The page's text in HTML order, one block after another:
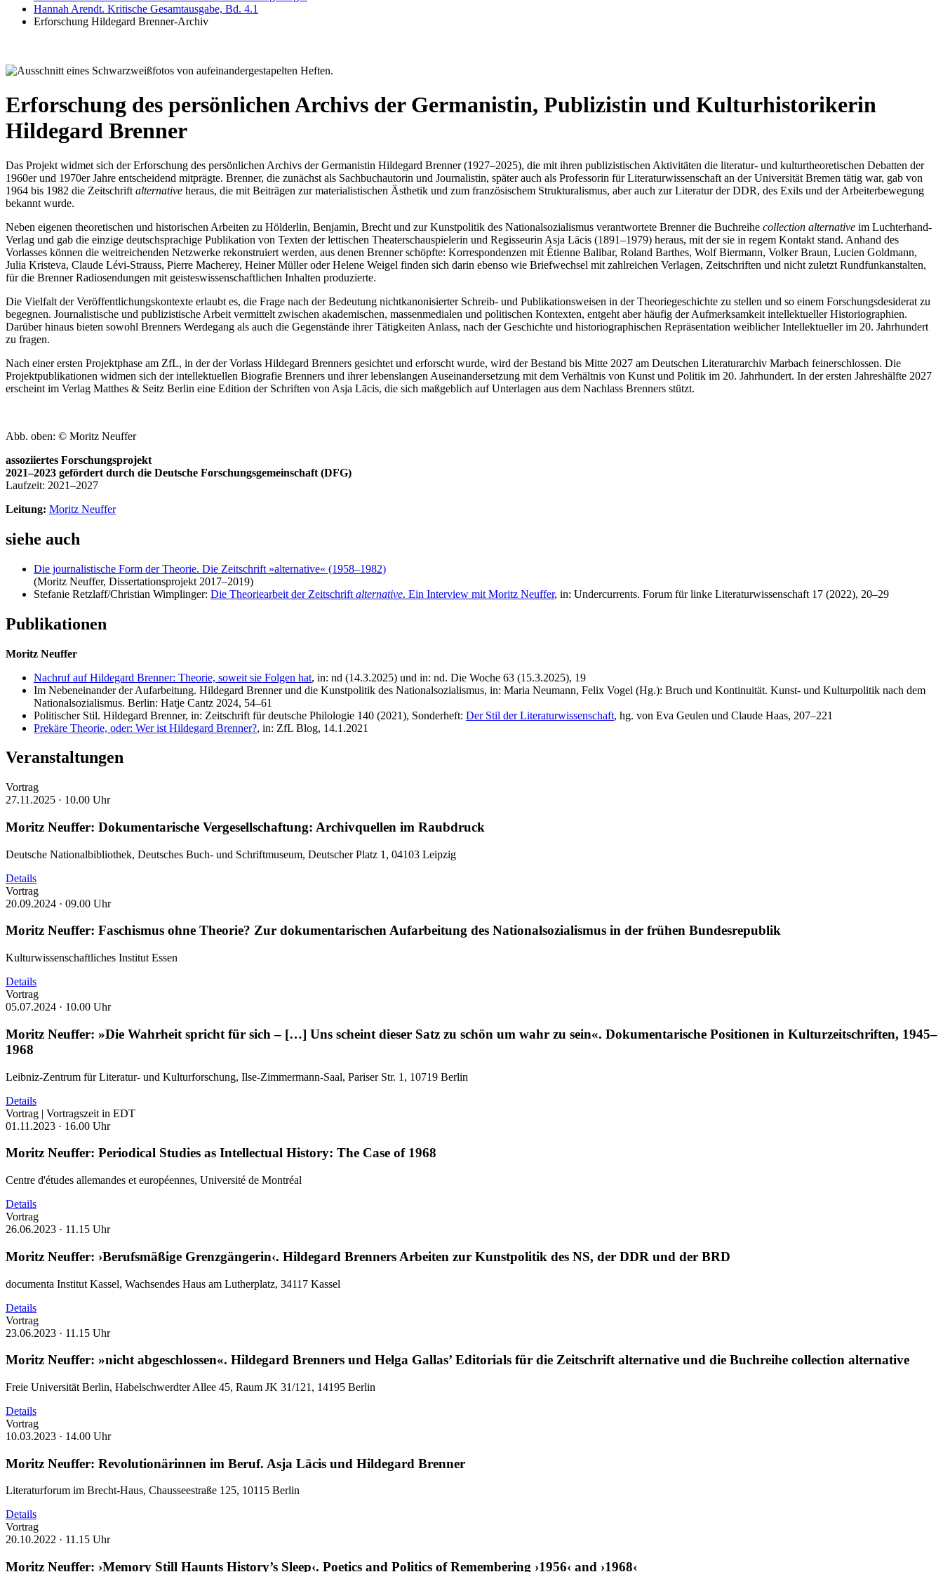
Hannah Arendt. Kritische Gesamtausgabe, Bd. 4.1
Erforschung Hildegard Brenner-Archiv
Erforschung des persönlichen Archivs der Germanistin, Publizistin und Kulturhistorikerin
Hildegard Brenner
Das Projekt widmet sich der Erforschung des persönlichen Archivs der Germanistin Hildegard Brenner (1927–2025), die mit ihren publizistischen Aktivitäten die literatur- und kulturtheoretischen Debatten der
1960er und 1970er Jahre entscheidend mitprägte. Brenner, die zunächst als Sachbuchautorin und Journalistin, später auch als Professorin für Literaturwissenschaft an der Universität Bremen tätig war, gab von
1964 bis 1982 die Zeitschrift alternative heraus, die mit Beiträgen zur materialistischen Ästhetik und zum französischem Strukturalismus, aber auch zur Literatur der DDR, des Exils und der Arbeiterbewegung
bekannt wurde.
Neben eigenen theoretischen und historischen Arbeiten zu Hölderlin, Benjamin, Brecht und zur Kunstpolitik des Nationalsozialismus verantwortete Brenner die Buchreihe collection alternative im Luchterhand-
Verlag und gab die einzige deutschsprachige Publikation von Texten der lettischen Theaterschauspielerin und Regisseurin Asja Lācis (1891–1979) heraus, mit der sie in regem Kontakt stand. Anhand des
Vorlasses können die weitreichenden Netzwerke rekonstruiert werden, aus denen Brenner schöpfte: Korrespondenzen mit Étienne Balibar, Roland Barthes, Wolf Biermann, Volker Braun, Lucien Goldmann,
Julia Kristeva, Claude Lévi-Strauss, Pierre Macherey, Heiner Müller oder Helene Weigel finden sich darin ebenso wie Briefwechsel mit zahlreichen Verlagen, Zeitschriften und nicht zuletzt Rundfunkanstalten,
für die Brenner Radiosendungen mit geisteswissenschaftlichen Inhalten produzierte.
Die Vielfalt der Veröffentlichungskontexte erlaubt es, die Frage nach der Bedeutung nichtkanonisierter Schreib- und Publikationsweisen in der Theoriegeschichte zu stellen und so einem Forschungsdesiderat zu
begegnen. Journalistische und publizistische Arbeit vermittelt zwischen akademischen, massenmedialen und politischen Kontexten, entgeht aber häufig der Aufmerksamkeit intellektueller Historiographien.
Darüber hinaus bieten sowohl Brenners Werdegang als auch die Gegenstände ihrer Tätigkeiten Anlass, nach der Geschichte und historiographischen Repräsentation weiblicher Intellektueller im 20. Jahrhundert
zu fragen.
Nach einer ersten Projektphase am ZfL, in der der Vorlass Hildegard Brenners gesichtet und erforscht wurde, wird der Bestand bis Mitte 2027 am Deutschen Literaturarchiv Marbach feinerschlossen. Die
Projektpublikationen widmen sich der intellektuellen Biografie Brenners und ihrer lebenslangen Auseinandersetzung mit dem Verhältnis von Kunst und Politik im 20. Jahrhundert. In der ersten Jahreshälfte 2027
erscheint im Verlag Matthes & Seitz Berlin eine Edition der Schriften von Asja Lācis, die sich maßgeblich auf Unterlagen aus dem Nachlass Brenners stützt.
Abb. oben: © Moritz Neuffer
assoziiertes Forschungsprojekt
2021–2023 gefördert durch die Deutsche Forschungsgemeinschaft (DFG)
Laufzeit: 2021–2027
Leitung: Moritz Neuffer
siehe auch
Die journalistische Form der Theorie. Die Zeitschrift »alternative« (1958–1982)
(Moritz Neuffer, Dissertationsprojekt 2017–2019)
Stefanie Retzlaff/Christian Wimplinger: Die Theoriearbeit der Zeitschrift alternative. Ein Interview mit Moritz Neuffer, in: Undercurrents. Forum für linke Literaturwissenschaft 17 (2022), 20–29
Publikationen
Moritz Neuffer
Nachruf auf Hildegard Brenner: Theorie, soweit sie Folgen hat, in: nd (14.3.2025) und in: nd. Die Woche 63 (15.3.2025), 19
Im Nebeneinander der Aufarbeitung. Hildegard Brenner und die Kunstpolitik des Nationalsozialismus, in: Maria Neumann, Felix Vogel (Hg.): Bruch und Kontinuität. Kunst- und Kulturpolitik nach dem
Nationalsozialismus. Berlin: Hatje Cantz 2024, 54–61
Politischer Stil. Hildegard Brenner, in: Zeitschrift für deutsche Philologie 140 (2021), Sonderheft: Der Stil der Literaturwissenschaft, hg. von Eva Geulen und Claude Haas, 207–221
Prekäre Theorie, oder: Wer ist Hildegard Brenner?, in: ZfL Blog, 14.1.2021
Veranstaltungen
Vortrag
27.11.2025 · 10.00 Uhr
Moritz Neuffer: Dokumentarische Vergesellschaftung: Archivquellen im Raubdruck
Deutsche Nationalbibliothek, Deutsches Buch- und Schriftmuseum, Deutscher Platz 1, 04103 Leipzig
Details
Vortrag
20.09.2024 · 09.00 Uhr
Moritz Neuffer: Faschismus ohne Theorie? Zur dokumentarischen Aufarbeitung des Nationalsozialismus in der frühen Bundesrepublik
Kulturwissenschaftliches Institut Essen
Details
Vortrag
05.07.2024 · 10.00 Uhr
Moritz Neuffer: »Die Wahrheit spricht für sich – […] Uns scheint dieser Satz zu schön um wahr zu sein«. Dokumentarische Positionen in Kulturzeitschriften, 1945–
1968
Leibniz-Zentrum für Literatur- und Kulturforschung, Ilse-Zimmermann-Saal, Pariser Str. 1, 10719 Berlin
Details
Vortrag | Vortragszeit in EDT
01.11.2023 · 16.00 Uhr
Moritz Neuffer: Periodical Studies as Intellectual History: The Case of 1968
Centre d'études allemandes et européennes, Université de Montréal
Details
Vortrag
26.06.2023 · 11.15 Uhr
Moritz Neuffer: ›Berufsmäßige Grenzgängerin‹. Hildegard Brenners Arbeiten zur Kunstpolitik des NS, der DDR und der BRD
documenta Institut Kassel, Wachsendes Haus am Lutherplatz, 34117 Kassel
Details
Vortrag
23.06.2023 · 11.15 Uhr
Moritz Neuffer: »nicht abgeschlossen«. Hildegard Brenners und Helga Gallas’ Editorials für die Zeitschrift alternative und die Buchreihe collection alternative
Freie Universität Berlin, Habelschwerdter Allee 45, Raum JK 31/121, 14195 Berlin
Details
Vortrag
10.03.2023 · 14.00 Uhr
Moritz Neuffer: Revolutionärinnen im Beruf. Asja Lācis und Hildegard Brenner
Literaturforum im Brecht-Haus, Chausseestraße 125, 10115 Berlin
Details
Vortrag
20.10.2022 · 11.15 Uhr
Moritz Neuffer: ›Memory Still Haunts History’s Sleep‹. Poetics and Politics of Remembering ›1956‹ and ›1968‹